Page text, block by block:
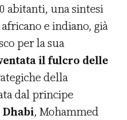
abitanti, una sintesi
e indiano, già
per la sua
il fulcro delle
della
dal principe
, Mohammed